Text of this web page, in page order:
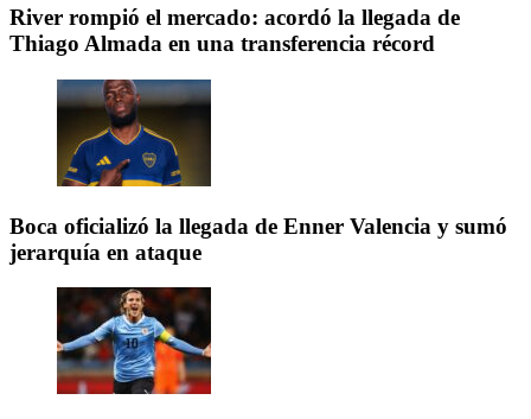
River rompió el mercado: acordó la llegada de
Thiago Almada en una transferencia récord
Boca oficializó la llegada de Enner Valencia y sumó
jerarquía en ataque